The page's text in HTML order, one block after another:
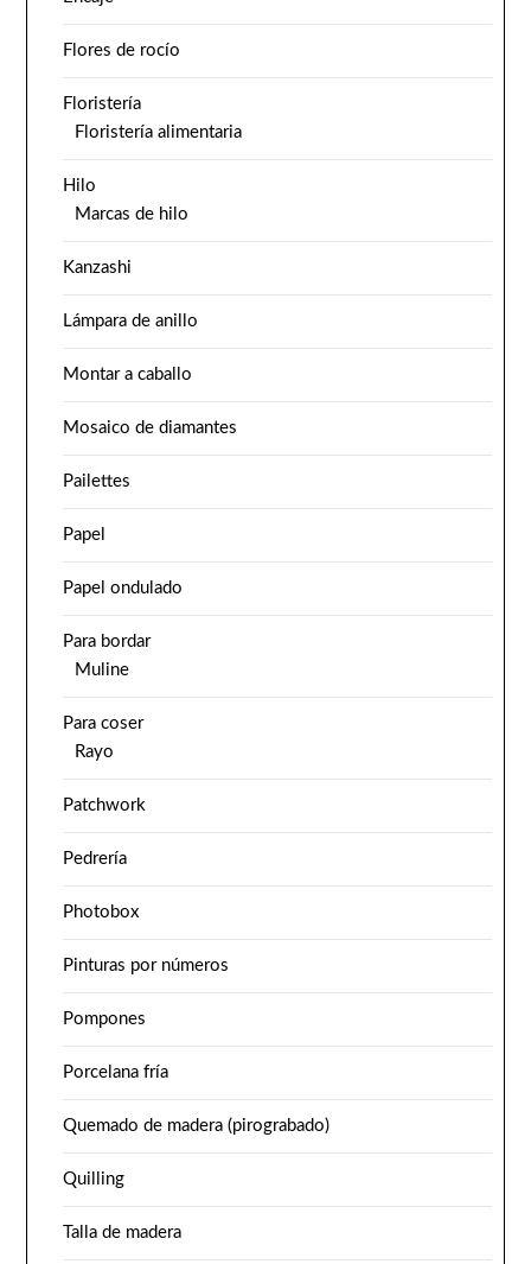
Flores de rocío
Floristería
Floristería alimentaria
Hilo
Marcas de hilo
Kanzashi
Lámpara de anillo
Montar a caballo
Mosaico de diamantes
Pailettes
Papel
Papel ondulado
Para bordar
Muline
Para coser
Rayo
Patchwork
Pedrería
Photobox
Pinturas por números
Pompones
Porcelana fría
Quemado de madera (pirograbado)
Quilling
Talla de madera